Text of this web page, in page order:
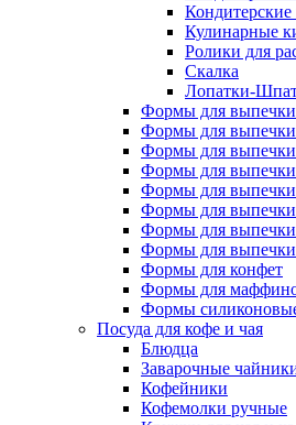
Кулинарные
Ролики для
Скалка
Лопатки-
Формы для выпечки
Формы для выпечки
Формы для выпечки
Формы для выпечки
Формы для
Формы для
Формы для выпечки
Формы для
Формы для конфет
Формы для
Формы
Посуда для кофе и чая
Блюдца
Заварочные
Кофейники
Кофемолки ручные